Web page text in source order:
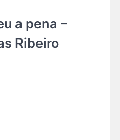
a pena –
Ribeiro